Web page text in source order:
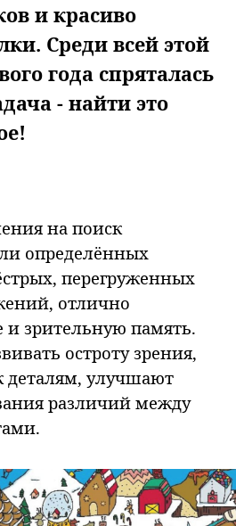
и красиво
Среди всей этой
года спряталась
- найти это
на поиск
определённых
перегруженных
отлично
и зрительную память.
остроту зрения,
деталям, улучшают
различий между